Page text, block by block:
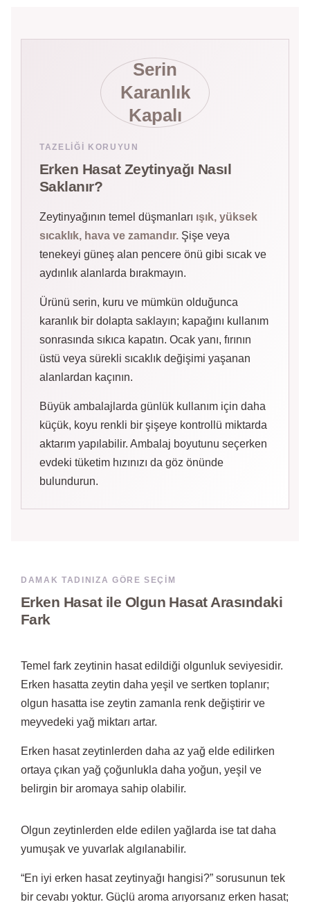
Serin
Karanlık
Kapalı
TAZELIĞI KORUYUN
Erken Hasat Zeytinyağı Nasıl
Saklanır?
Zeytinyağının temel düşmanları ışık, yüksek
sıcaklık, hava ve zamandır. Şişe veya
tenekeyi güneş alan pencere önü gibi sıcak ve
aydınlık alanlarda bırakmayın.
Ürünü serin, kuru ve mümkün olduğunca
karanlık bir dolapta saklayın; kapağını kullanım
sonrasında sıkıca kapatın. Ocak yanı, fırının
üstü veya sürekli sıcaklık değişimi yaşanan
alanlardan kaçının.
Büyük ambalajlarda günlük kullanım için daha
küçük, koyu renkli bir şişeye kontrollü miktarda
aktarım yapılabilir. Ambalaj boyutunu seçerken
evdeki tüketim hızınızı da göz önünde
bulundurun.
DAMAK TADINIZA GÖRE SEÇIM
Erken Hasat ile Olgun Hasat Arasındaki
Fark
Temel fark zeytinin hasat edildiği olgunluk seviyesidir.
Erken hasatta zeytin daha yeşil ve sertken toplanır;
olgun hasatta ise zeytin zamanla renk değiştirir ve
meyvedeki yağ miktarı artar.
Erken hasat zeytinlerden daha az yağ elde edilirken
ortaya çıkan yağ çoğunlukla daha yoğun, yeşil ve
belirgin bir aromaya sahip olabilir.
Olgun zeytinlerden elde edilen yağlarda ise tat daha
yumuşak ve yuvarlak algılanabilir.
“En iyi erken hasat zeytinyağı hangisi?” sorusunun tek
bir cevabı yoktur. Güçlü aroma arıyorsanız erken hasat;